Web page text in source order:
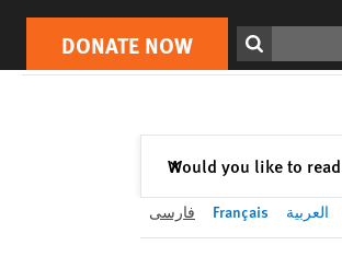
DONATE NOW
Would you like to
✕Close
Print
DONATE NOW
العربية Français فارسی